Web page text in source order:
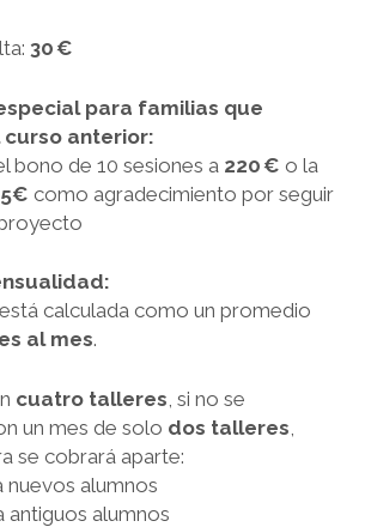
30 €
para familias que
anterior:
bono de 10 sesiones a 220 € o la
como agradecimiento por seguir
calculada como un promedio
al mes.
cuatro talleres , si no se
un mes de solo dos talleres
se cobrará aparte:
nuevos alumnos
antiguos alumnos